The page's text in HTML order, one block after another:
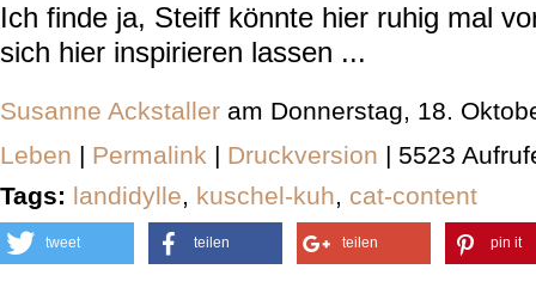
Ich finde ja, Steiff könnte hier ruhig mal
sich hier inspirieren lassen ...
Susanne Ackstaller am Donnerstag, 18.
Leben | Permalink | Druckversion | 5523
Tags: landidylle, kuschel-kuh, cat-content
tweet teilen teilen pin it